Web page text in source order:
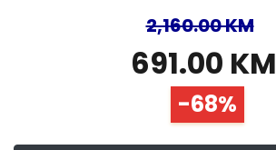
2,160.00 KM
691.00 KM
-68%